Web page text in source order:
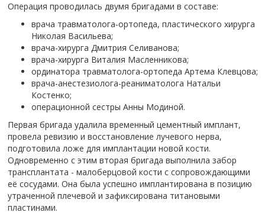
Операция проводилась двумя бригадами в составе:
врача травматолога-ортопеда, пластического хирурга
Николая Васильева;
врача-хирурга Дмитрия Селиванова;
врача-хирурга Виталия Масленникова;
ординатора травматолога-ортопеда Артема Клевцова;
врача-анестезиолога-реаниматолога Натальи
Костенко;
операционной сестры Анны Модиной.
Первая бригада удалила временный цементный имплант,
провела ревизию и восстановление лучевого нерва,
подготовила ложе для имплантации новой кости.
Одновременно с этим вторая бригада выполнила забор
трансплантата - малоберцовой кости с сопровождающими
её сосудами. Она была успешно имплантирована в позицию
утраченной плечевой и зафиксирована титановыми
пластинами.